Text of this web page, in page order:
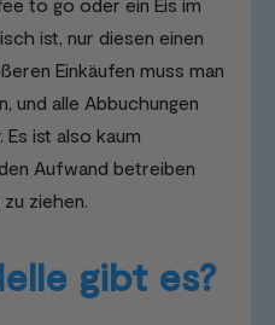
ist, nur diesen einen
Einkäufen muss man
und alle Abbuchungen
Es ist also kaum
Aufwand betreiben
ziehen.
gibt es?